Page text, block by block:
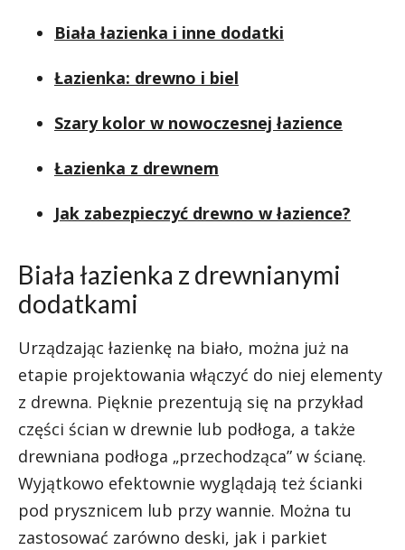
Biała łazienka i inne dodatki
Łazienka: drewno i biel
Szary kolor w nowoczesnej łazience
Łazienka z drewnem
Jak zabezpieczyć drewno w łazience?
Biała łazienka z drewnianymi
dodatkami
Urządzając łazienkę na biało, można już na
etapie projektowania włączyć do niej elementy
z drewna. Pięknie prezentują się na przykład
części ścian w drewnie lub podłoga, a także
drewniana podłoga „przechodząca” w ścianę.
Wyjątkowo efektownie wyglądają też ścianki
pod prysznicem lub przy wannie. Można tu
zastosować zarówno deski, jak i parkiet